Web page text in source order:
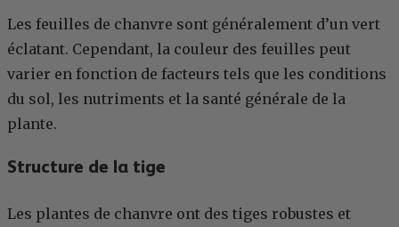
Les feuilles de chanvre sont généralement d’un vert
éclatant. Cependant, la couleur des feuilles peut
varier en fonction de facteurs tels que les conditions
du sol, les nutriments et la santé générale de la
plante.
Structure de la tige
Les plantes de chanvre ont des tiges robustes et